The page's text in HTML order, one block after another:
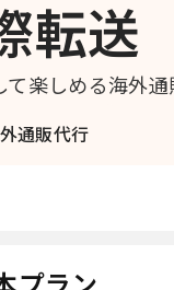
転送
楽しめる海外
通販代行